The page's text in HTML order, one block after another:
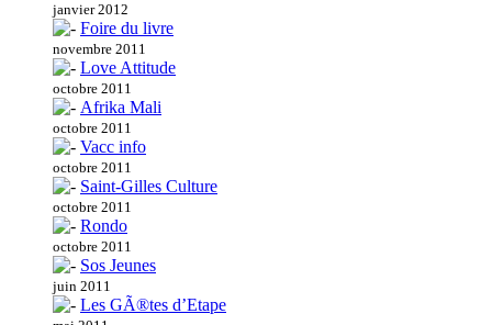
janvier 2012
Foire du livre
novembre 2011
Love Attitude
octobre 2011
Afrika Mali
octobre 2011
Vacc info
octobre 2011
Saint-Gilles Culture
octobre 2011
Rondo
octobre 2011
Sos Jeunes
juin 2011
Les GÃ®tes d’Etape